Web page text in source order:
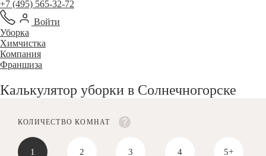
+7 (495) 565-32-72
Войти
Уборка
Химчистка
Компания
Франшиза
Калькулятор уборки в Солнечногорске
КОЛИЧЕСТВО КОМНАТ
1 2 3 4 5+